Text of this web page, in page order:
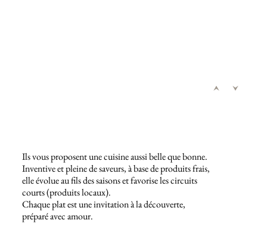
Ils vous proposent une cuisine aussi belle que bonne.
Inventive et pleine de saveurs, à base de produits frais,
elle évolue au fils des saisons et favorise les circuits
courts (produits locaux).
Chaque plat est une invitation à la découverte,
préparé avec amour.